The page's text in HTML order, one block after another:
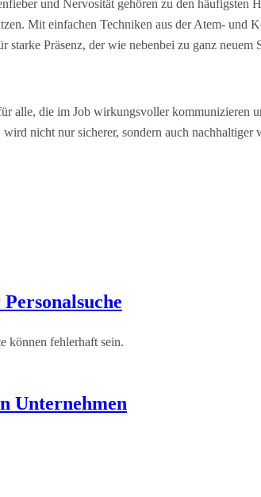
und Nervosität gehören zu den häufigsten
Mit einfachen Techniken aus der Atem- und
Präsenz, der wie nebenbei zu ganz neuem
alle, die im Job wirkungsvoller kommunizieren
nicht nur sicherer, sondern auch
Unternehmen